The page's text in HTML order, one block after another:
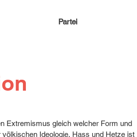
Partei
Extremismus gleich welcher Form und
Ideologie, Hass und Hetze ist